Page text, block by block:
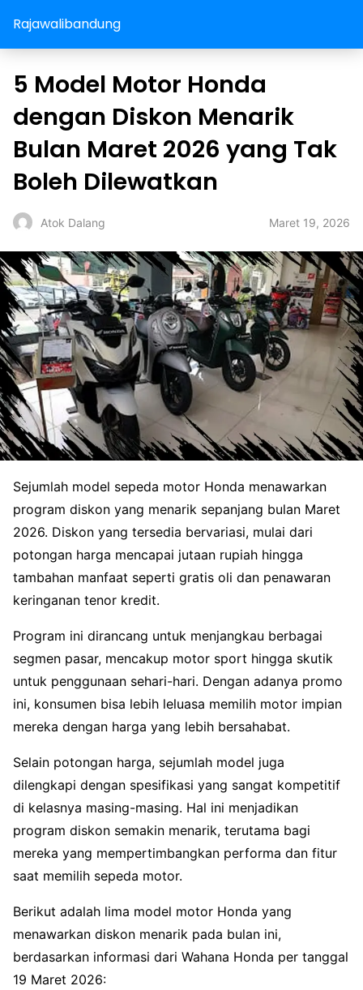
Rajawalibandung
5 Model Motor Honda
dengan Diskon Menarik
Bulan Maret 2026 yang Tak
Boleh Dilewatkan
Atok Dalang Maret 19, 2026
Sejumlah model sepeda motor Honda menawarkan
program diskon yang menarik sepanjang bulan Maret
2026. Diskon yang tersedia bervariasi, mulai dari
potongan harga mencapai jutaan rupiah hingga
tambahan manfaat seperti gratis oli dan penawaran
keringanan tenor kredit.
Program ini dirancang untuk menjangkau berbagai
segmen pasar, mencakup motor sport hingga skutik
untuk penggunaan sehari-hari. Dengan adanya promo
ini, konsumen bisa lebih leluasa memilih motor impian
mereka dengan harga yang lebih bersahabat.
Selain potongan harga, sejumlah model juga
dilengkapi dengan spesifikasi yang sangat kompetitif
di kelasnya masing-masing. Hal ini menjadikan
program diskon semakin menarik, terutama bagi
mereka yang mempertimbangkan performa dan fitur
saat memilih sepeda motor.
Berikut adalah lima model motor Honda yang
menawarkan diskon menarik pada bulan ini,
berdasarkan informasi dari Wahana Honda per tanggal
19 Maret 2026: